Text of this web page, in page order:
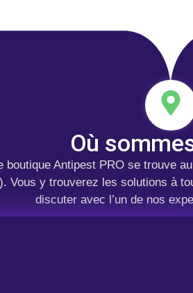
Où
boutique Antipest PRO se trouve
Vous y trouverez les solutions à
discuter avec l’un de nos